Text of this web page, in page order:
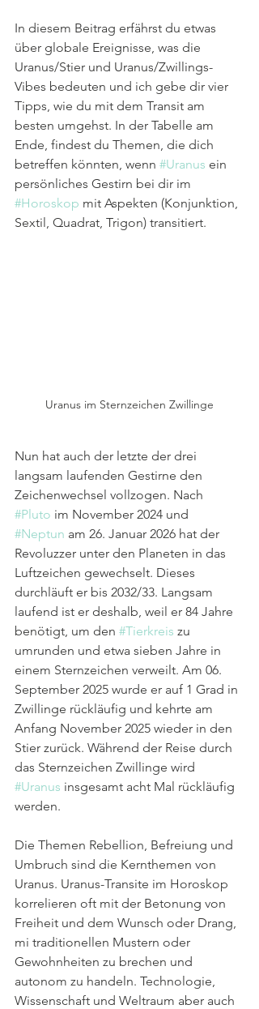
In diesem Beitrag erfährst du etwas
über globale Ereignisse, was die
Uranus/Stier und Uranus/Zwillings-
Vibes bedeuten und ich gebe dir vier
Tipps, wie du mit dem Transit am
besten umgehst. In der Tabelle am
Ende, findest du Themen, die dich
betreffen könnten, wenn #Uranus ein
persönliches Gestirn bei dir im
#Horoskop mit Aspekten (Konjunktion,
Sextil, Quadrat, Trigon) transitiert.
Uranus im Sternzeichen Zwillinge
Nun hat auch der letzte der drei
langsam laufenden Gestirne den
Zeichenwechsel vollzogen. Nach
#Pluto im November 2024 und
#Neptun am 26. Januar 2026 hat der
Revoluzzer unter den Planeten in das
Luftzeichen gewechselt. Dieses
durchläuft er bis 2032/33. Langsam
laufend ist er deshalb, weil er 84 Jahre
benötigt, um den #Tierkreis zu
umrunden und etwa sieben Jahre in
einem Sternzeichen verweilt. Am 06.
September 2025 wurde er auf 1 Grad in
Zwillinge rückläufig und kehrte am
Anfang November 2025 wieder in den
Stier zurück. Während der Reise durch
das Sternzeichen Zwillinge wird
#Uranus insgesamt acht Mal rückläufig
werden.
Die Themen Rebellion, Befreiung und
Umbruch sind die Kernthemen von
Uranus. Uranus-Transite im Horoskop
korrelieren oft mit der Betonung von
Freiheit und dem Wunsch oder Drang,
mi traditionellen Mustern oder
Gewohnheiten zu brechen und
autonom zu handeln. Technologie,
Wissenschaft und Weltraum aber auch